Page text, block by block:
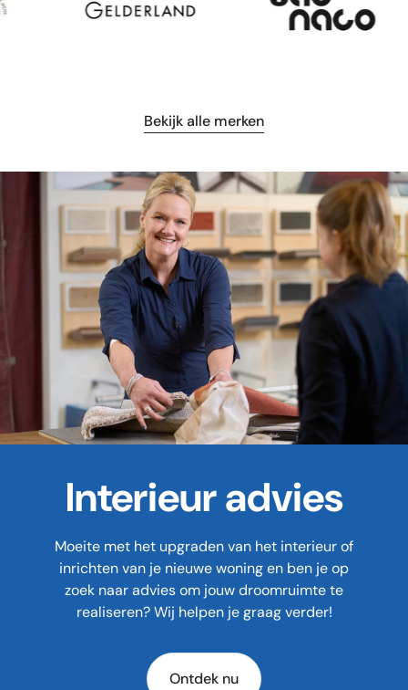
Bekijk alle merken
Interieur advies
Moeite met het upgraden van het interieur of
inrichten van je nieuwe woning en ben je op
zoek naar advies om jouw droomruimte te
realiseren? Wij helpen je graag verder!
Ontdek nu